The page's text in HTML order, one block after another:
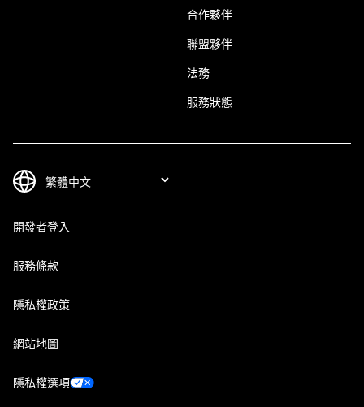
合作夥伴
聯盟夥伴
法務
服務狀態
開發者登入
服務條款
隱私權政策
網站地圖
隱私權選項